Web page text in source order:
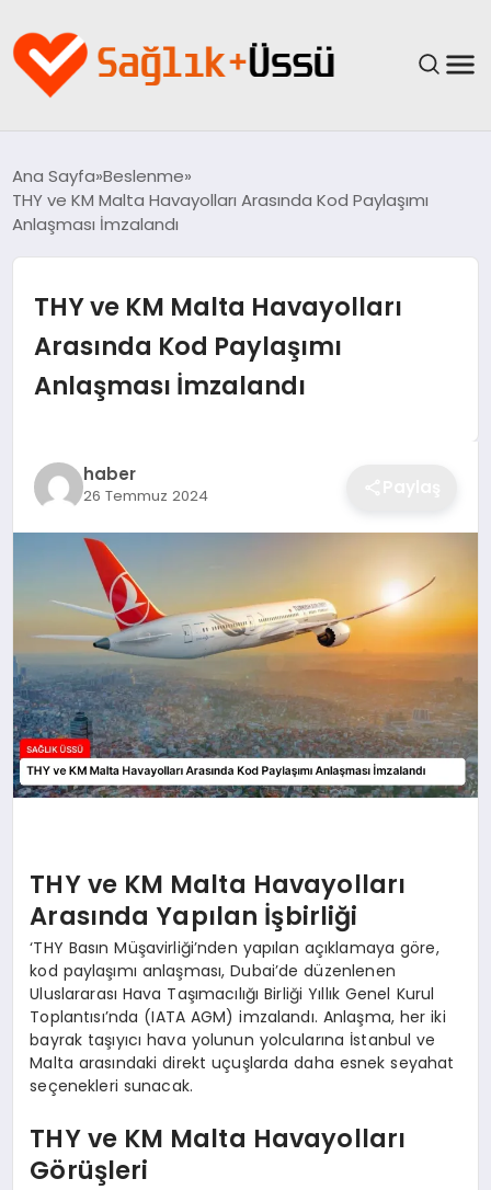
YAŞAM
SPOR & FITNESS
Ana Sayfa Beslenme
THY ve KM Malta Havayolları Arasında Kod Paylaşımı
Anlaşması İmzalandı
THY ve KM Malta Havayolları
Arasında Kod Paylaşımı
Anlaşması İmzalandı
haber
26 Temmuz 2024
THY ve KM Malta Havayolları
Arasında Yapılan İşbirliği
‘THY Basın Müşavirliği’nden yapılan açıklamaya göre,
kod paylaşımı anlaşması, Dubai’de düzenlenen
Uluslararası Hava Taşımacılığı Birliği Yıllık Genel Kurul
Toplantısı’nda (IATA AGM) imzalandı. Anlaşma, her iki
bayrak taşıyıcı hava yolunun yolcularına İstanbul ve
Malta arasındaki direkt uçuşlarda daha esnek seyahat
seçenekleri sunacak.
THY ve KM Malta Havayolları
Görüşleri